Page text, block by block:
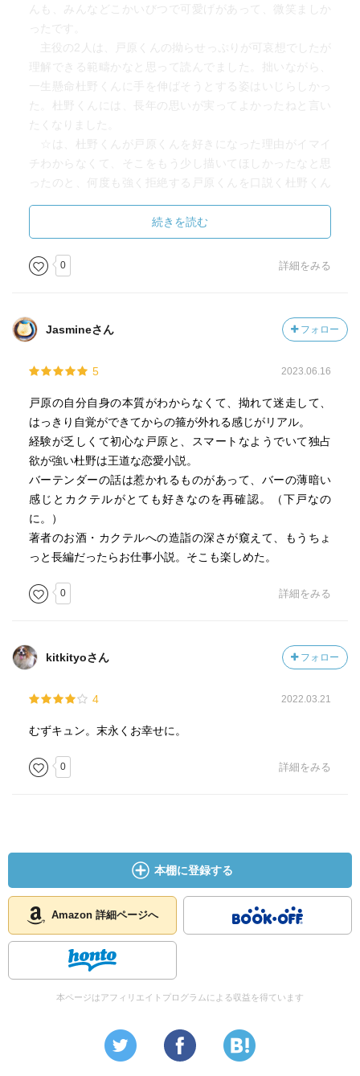
んも、みんなどこかいびつで可愛げがあって、微笑ましか
ったです。
主役の2人は、戸原くんの拗らせっぷりが可哀想でしたが
理解できる範疇かなと思って読んでました。拙いながら、
一生懸命杜野くんに手を伸ばそうとする姿はいじらしかっ
た。杜野くんには、長年の思いが実ってよかったねと言い
たくなりました。
☆は、杜野くんが戸原くんを好きになった理由がイマイ
チわからなくて、そこをもう少し描いてほしかったなと思
ったのと、何度も強く拒絶する戸原くんを口説く杜野くん
ったので、－2に。杜野くん側の事情をもう少し知りたかっ
たなと思いました。
でも主役2人は格好いいし、周りのキャラも素敵。仕事の
描写も細かくて大人も読みやすい。特にお酒が好きな人
作品かなと思います。
続きを読む
0 詳細をみる
Jasmineさん フォロー
5 2023.06.16
戸原の自分自身の本質がわからなくて、拗れて迷走して、
はっきり自覚ができてからの箍が外れる感じがリアル。
経験が乏しくて初心な戸原と、スマートなようでいて独占
欲が強い杜野は王道な恋愛小説。
バーテンダーの話は惹かれるものがあって、バーの薄暗い
感じとカクテルがとても好きなのを再確認。（下戸なの
に。）
著者のお酒・カクテルへの造詣の深さが窺えて、もうちょ
っと長編だったらお仕事小説。そこも楽しめた。
0 詳細をみる
kitkityoさん フォロー
4 2022.03.21
むずキュン。末永くお幸せに。
0 詳細をみる
本棚に登録する
Amazon 詳細ページへ
本ページはアフィリエイトプログラムによる収益を得ています